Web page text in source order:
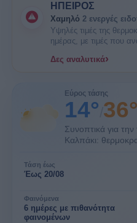
ΗΠΕΙΡΟΣ
Χαμηλό 2 ενεργές
Υψηλές τιμές της
ημέρας, με τιμές που
πιθανοί κάποιοι
Δες αναλυτικά›
Εύρος τάσης
14° 36°
Συνοπτικά για
Καλπάκι:
ημέρες 8-15
Τάση έως
Έως 20/08
Φαινόμενα
6 ημέρες με πιθανότητα
φαινομένων